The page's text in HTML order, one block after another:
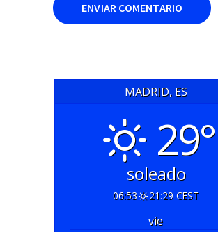
MADRID, ES
29°
soleado
06:53 21:29 CEST
vie